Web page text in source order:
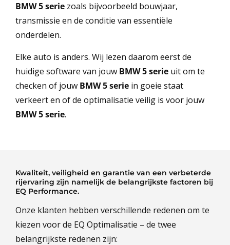
BMW 5 seriezoals bijvoorbeeld bouwjaar,
transmissie en de conditie van essentiële
onderdelen.
Elke auto is anders. Wij lezen daarom eerst de
huidige software van jouw BMW 5 serieuit om te
checken of jouw BMW 5 serie in goeie staat
verkeert en of de optimalisatie veilig is voor jouw
BMW 5 serie.
Kwaliteit, veiligheid en garantie van een verbeterde
rijervaring zijn namelijk de belangrijkste factoren bij
EQ Performance.
Onze klanten hebben verschillende redenen om te
kiezen voor de EQ Optimalisatie – de twee
belangrijkste redenen zijn: